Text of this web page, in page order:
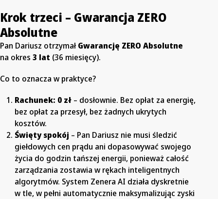
Krok trzeci – Gwarancja ZERO
Absolutne
Pan Dariusz otrzymałGwarancję ZERO Absolutne
na okres 3 lat (36 miesięcy).
Co to oznacza w praktyce?
Rachunek: 0 zł – dosłownie. Bez opłat za energię,
bez opłat za przesył, bez żadnych ukrytych
kosztów.
Święty spokój – Pan Dariusz nie musi śledzić
giełdowych cen prądu ani dopasowywać swojego
życia do godzin tańszej energii, ponieważ całość
zarządzania zostawia w rękach inteligentnych
algorytmów. System Zenera AI działa dyskretnie
w tle, w pełni automatycznie maksymalizując zyski